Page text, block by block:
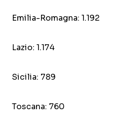
Emilia-Romagna: 1.192
Lazio: 1.174
Sicilia: 789
Toscana: 760